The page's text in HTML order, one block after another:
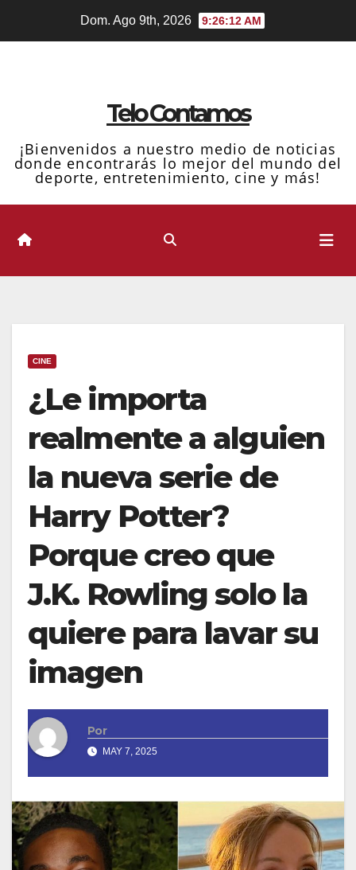
Dom. Ago 9th, 2026 9:26:14 AM
Telo Contamos
¡Bienvenidos a nuestro medio de noticias
donde encontrarás lo mejor del mundo del
deporte, entretenimiento, cine y más!
CINE
¿Le importa
realmente a alguien
la nueva serie de
Harry Potter?
Porque creo que
J.K. Rowling solo la
quiere para lavar su
imagen
Por
MAY 7, 2025